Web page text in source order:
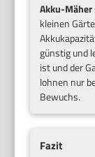
Akku-Mäher
kleinen
günstig und
ist und der
lohnen nur
Bewuchs.
Fazit